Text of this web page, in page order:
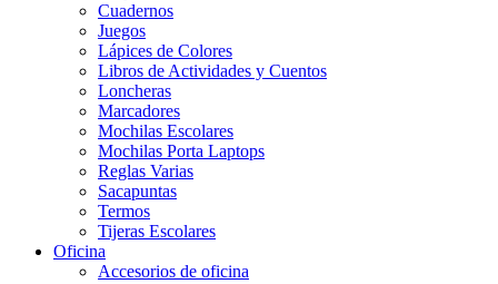
Cuadernos
Juegos
Lápices de Colores
Libros de Actividades y Cuentos
Loncheras
Marcadores
Mochilas Escolares
Mochilas Porta Laptops
Reglas Varias
Sacapuntas
Termos
Tijeras Escolares
Oficina
Accesorios de oficina